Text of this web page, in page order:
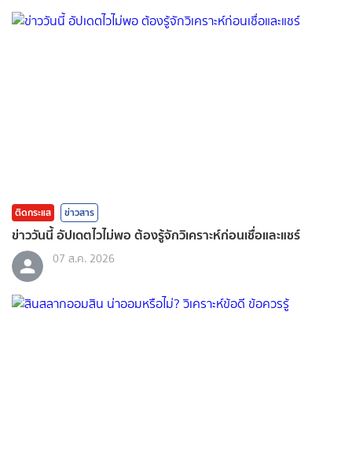
ติดกระแส ข่าวสาร
ข่าววันนี้ อัปเดตไวไม่พอ ต้องรู้จักวิเคราะห์ก่อนเชื่อและแชร์
07 ส.ค. 2026